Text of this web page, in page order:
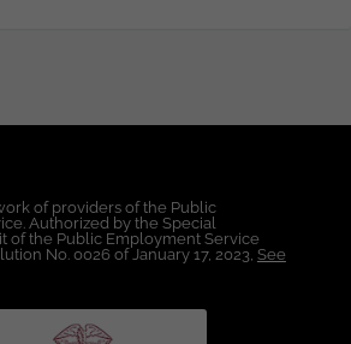
de ambientes locales o en
para replicar condiciones de
Metodologías Ágiles.
de Trabajo:
of providers of the Public
Authorized by the Special
of the Public Employment Service
No. 0026 of January 17, 2023, See